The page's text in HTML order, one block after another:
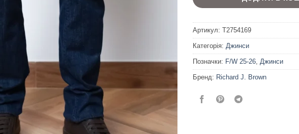
Артикул: T2754169
Категорія: Джинси
Позначки: F/W 25-26, Джинси
Бренд: Richard J. Brown